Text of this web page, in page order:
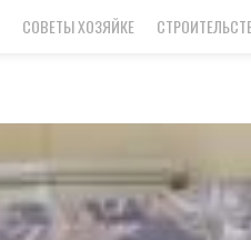
СОВЕТЫ ХОЗЯЙКЕ